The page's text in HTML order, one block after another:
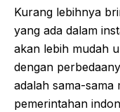
Kurang lebihnya
yang ada dalam
akan lebih mudah
dengan
adalah sama-sama
pemerintahan